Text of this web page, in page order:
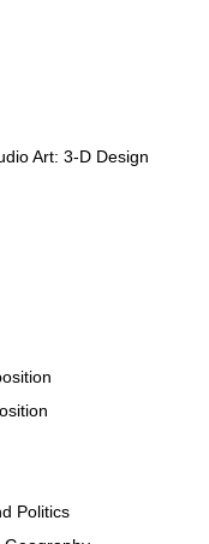
Art: 3-D Design
Politics